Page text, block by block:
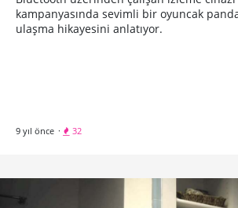
kampanyasında sevimli bir oyuncak
ulaşma hikayesini anlatıyor.
9 yıl önce · 32